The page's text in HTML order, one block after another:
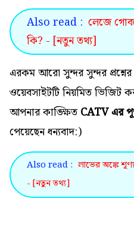
Also read : লেজে
কি? - [নতুন তথ্য]
এরকম আরো সুন্দর সুন্দর
ওয়েবসাইটটি নিয়মিত
আপনার কাঙ্ক্ষিতCATV এর
পেয়েছেন ধন্যবাদ:)
Also read : লাভের অঙ্কে
- [নতুন তথ্য]